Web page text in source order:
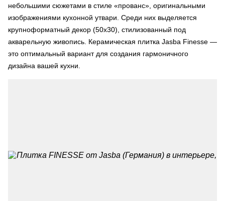
небольшими сюжетами в стиле «прованс», оригинальными
изображениями кухонной утвари. Среди них выделяется
крупноформатный декор (50х30), стилизованный под
акварельную живопись. Керамическая плитка Jasba Finesse —
это оптимальный вариант для создания гармоничного
дизайна вашей кухни.